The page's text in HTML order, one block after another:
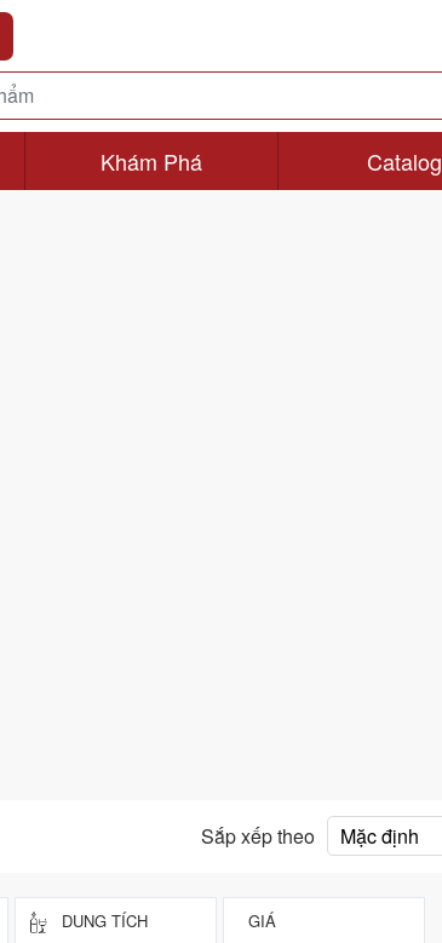
Khám Phá Catalog
Sắp xếp theo
DUNG TÍCH GIÁ